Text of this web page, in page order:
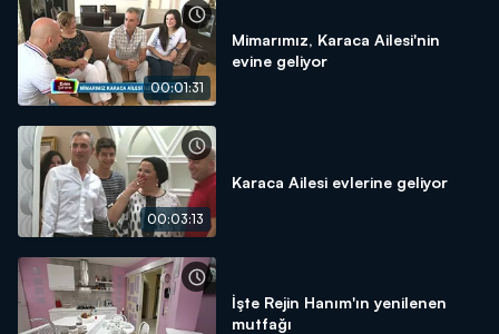
00:01:31
Mimarımız, Karaca Ailesi'nin
evine geliyor
00:03:13
Karaca Ailesi evlerine geliyor
İşte Rejin Hanım'ın yenilenen
mutfağı